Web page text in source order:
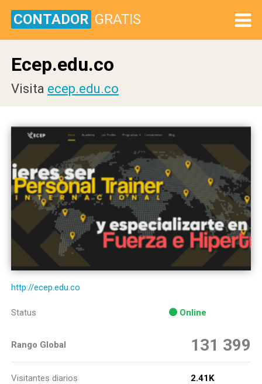
CONTADOR GRATIS
Ecep.edu.co
Visita ecep.edu.co
http://ecep.edu.co
Status Online
Rango Global 131 399
Visitantes diarios
2.41K